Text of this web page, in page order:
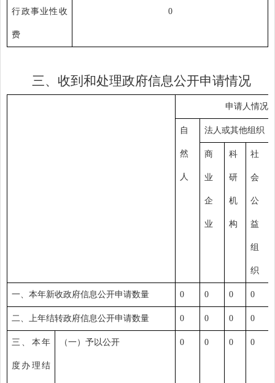
行政事业性收
费
0
三、收到和处理政府信息公开申请情况
申请人情况
自
然
人
法人或其他组织
商
业
企
业
科
研
机
构
社
会
公
益
组
织
一、本年新收政府信息公开申请数量 0 0 0 0
二、上年结转政府信息公开申请数量 0 0 0 0
三、本年
度办理结
（一）予以公开 0 0 0 0